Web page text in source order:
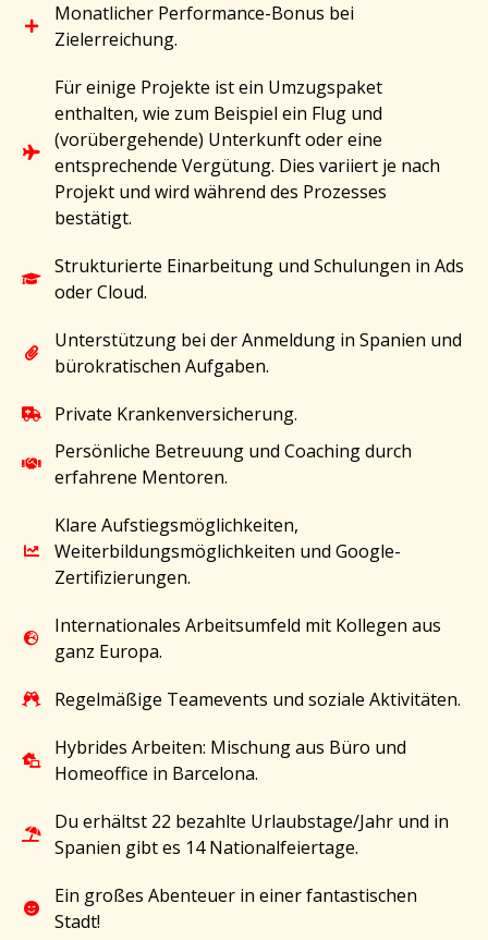
Monatlicher Performance-Bonus bei
Zielerreichung.
Für einige Projekte ist ein Umzugspaket
enthalten, wie zum Beispiel ein Flug und
(vorübergehende) Unterkunft oder eine
entsprechende Vergütung. Dies variiert je nach
Projekt und wird während des Prozesses
bestätigt.
Strukturierte Einarbeitung und Schulungen in Ads
oder Cloud.
Unterstützung bei der Anmeldung in Spanien und
bürokratischen Aufgaben.
Private Krankenversicherung.
Persönliche Betreuung und Coaching durch
erfahrene Mentoren.
Klare Aufstiegsmöglichkeiten,
Weiterbildungsmöglichkeiten und Google-
Zertifizierungen.
Internationales Arbeitsumfeld mit Kollegen aus
ganz Europa.
Regelmäßige Teamevents und soziale Aktivitäten.
Hybrides Arbeiten: Mischung aus Büro und
Homeoffice in Barcelona.
Du erhältst 22 bezahlte Urlaubstage/Jahr und in
Spanien gibt es 14 Nationalfeiertage.
Ein großes Abenteuer in einer fantastischen
Stadt!